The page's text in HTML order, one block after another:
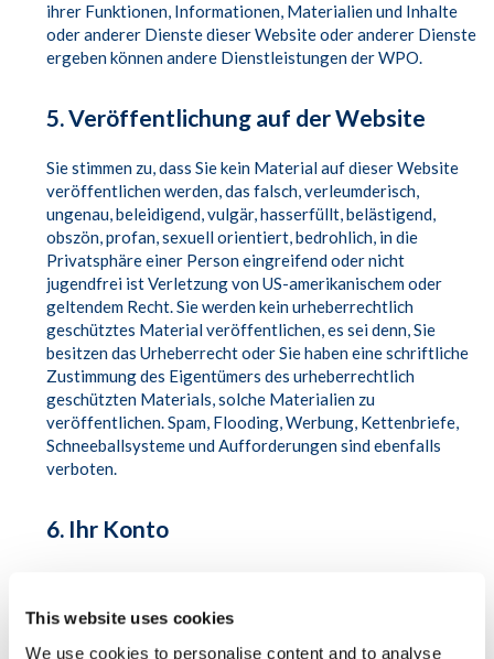
This website uses cookies
We use cookies to personalise content and to analyse
ihrer Funktionen, Informationen, Materialien und Inhalte
oder anderer Dienste dieser Website oder anderer Dienste
ergeben können andere Dienstleistungen der WPO.
5. Veröffentlichung auf der Website
Sie stimmen zu, dass Sie kein Material auf dieser Website
veröffentlichen werden, das falsch, verleumderisch,
ungenau, beleidigend, vulgär, hasserfüllt, belästigend,
obszön, profan, sexuell orientiert, bedrohlich, in die
Privatsphäre einer Person eingreifend oder nicht
jugendfrei ist Verletzung von US-amerikanischem oder
geltendem Recht. Sie werden kein urheberrechtlich
geschütztes Material veröffentlichen, es sei denn, Sie
besitzen das Urheberrecht oder Sie haben eine schriftliche
Zustimmung des Eigentümers des urheberrechtlich
geschützten Materials, solche Materialien zu
veröffentlichen. Spam, Flooding, Werbung, Kettenbriefe,
Schneeballsysteme und Aufforderungen sind ebenfalls
verboten.
6. Ihr Konto
aus Sicherheitsgründen einverstanden, Ihren
Benutzernamen und Ihr Passwort niemals an eine andere